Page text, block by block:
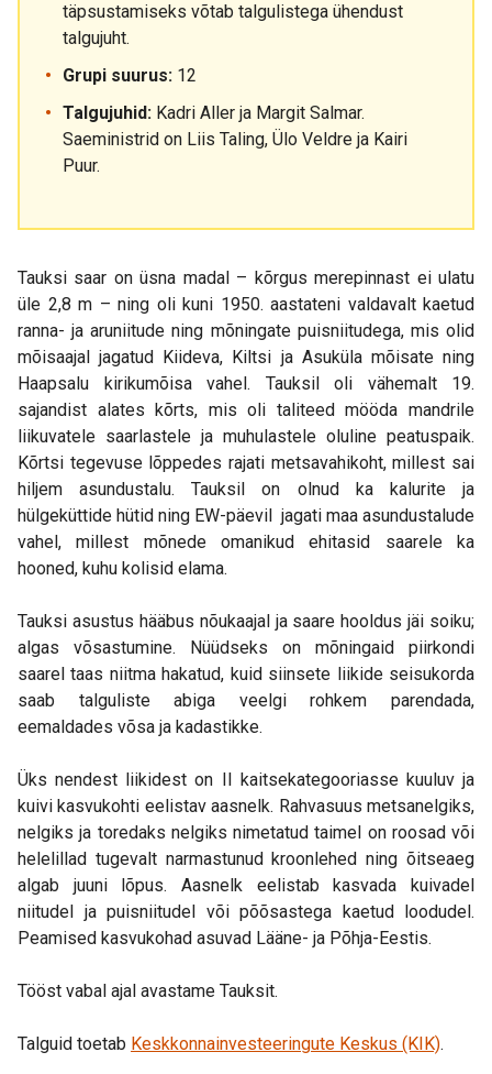
täpsustamiseks võtab talgulistega ühendust
talgujuht.
Grupi suurus: 12
Talgujuhid: Kadri Aller ja Margit Salmar.
Saeministrid on Liis Taling, Ülo Veldre ja Kairi
Puur.
Tauksi saar on üsna madal – kõrgus merepinnast ei ulatu
üle 2,8 m – ning oli kuni 1950. aastateni valdavalt kaetud
ranna- ja aruniitude ning mõningate puisniitudega, mis olid
mõisaajal jagatud Kiideva, Kiltsi ja Asuküla mõisate ning
Haapsalu kirikumõisa vahel. Tauksil oli vähemalt 19.
sajandist alates kõrts, mis oli taliteed mööda mandrile
liikuvatele saarlastele ja muhulastele oluline peatuspaik.
Kõrtsi tegevuse lõppedes rajati metsavahikoht, millest sai
hiljem asundustalu. Tauksil on olnud ka kalurite ja
hülgeküttide hütid ning EW-päevil jagati maa asundustalude
vahel, millest mõnede omanikud ehitasid saarele ka
hooned, kuhu kolisid elama.
Tauksi asustus hääbus nõukaajal ja saare hooldus jäi soiku;
algas võsastumine. Nüüdseks on mõningaid piirkondi
saarel taas niitma hakatud, kuid siinsete liikide seisukorda
saab talguliste abiga veelgi rohkem parendada,
eemaldades võsa ja kadastikke.
Üks nendest liikidest on II kaitsekategooriasse kuuluv ja
kuivi kasvukohti eelistav aasnelk. Rahvasuus metsanelgiks,
nelgiks ja toredaks nelgiks nimetatud taimel on roosad või
helelillad tugevalt narmastunud kroonlehed ning õitseaeg
algab juuni lõpus. Aasnelk eelistab kasvada kuivadel
niitudel ja puisniitudel või põõsastega kaetud loodudel.
Peamised kasvukohad asuvad Lääne- ja Põhja-Eestis.
Tööst vabal ajal avastame Tauksit.
Talguid toetab Keskkonnainvesteeringute Keskus (KIK).